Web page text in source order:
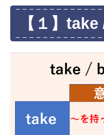
【１】